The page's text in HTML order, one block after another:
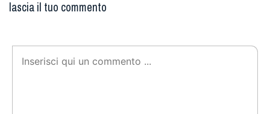
lascia il tuo commento